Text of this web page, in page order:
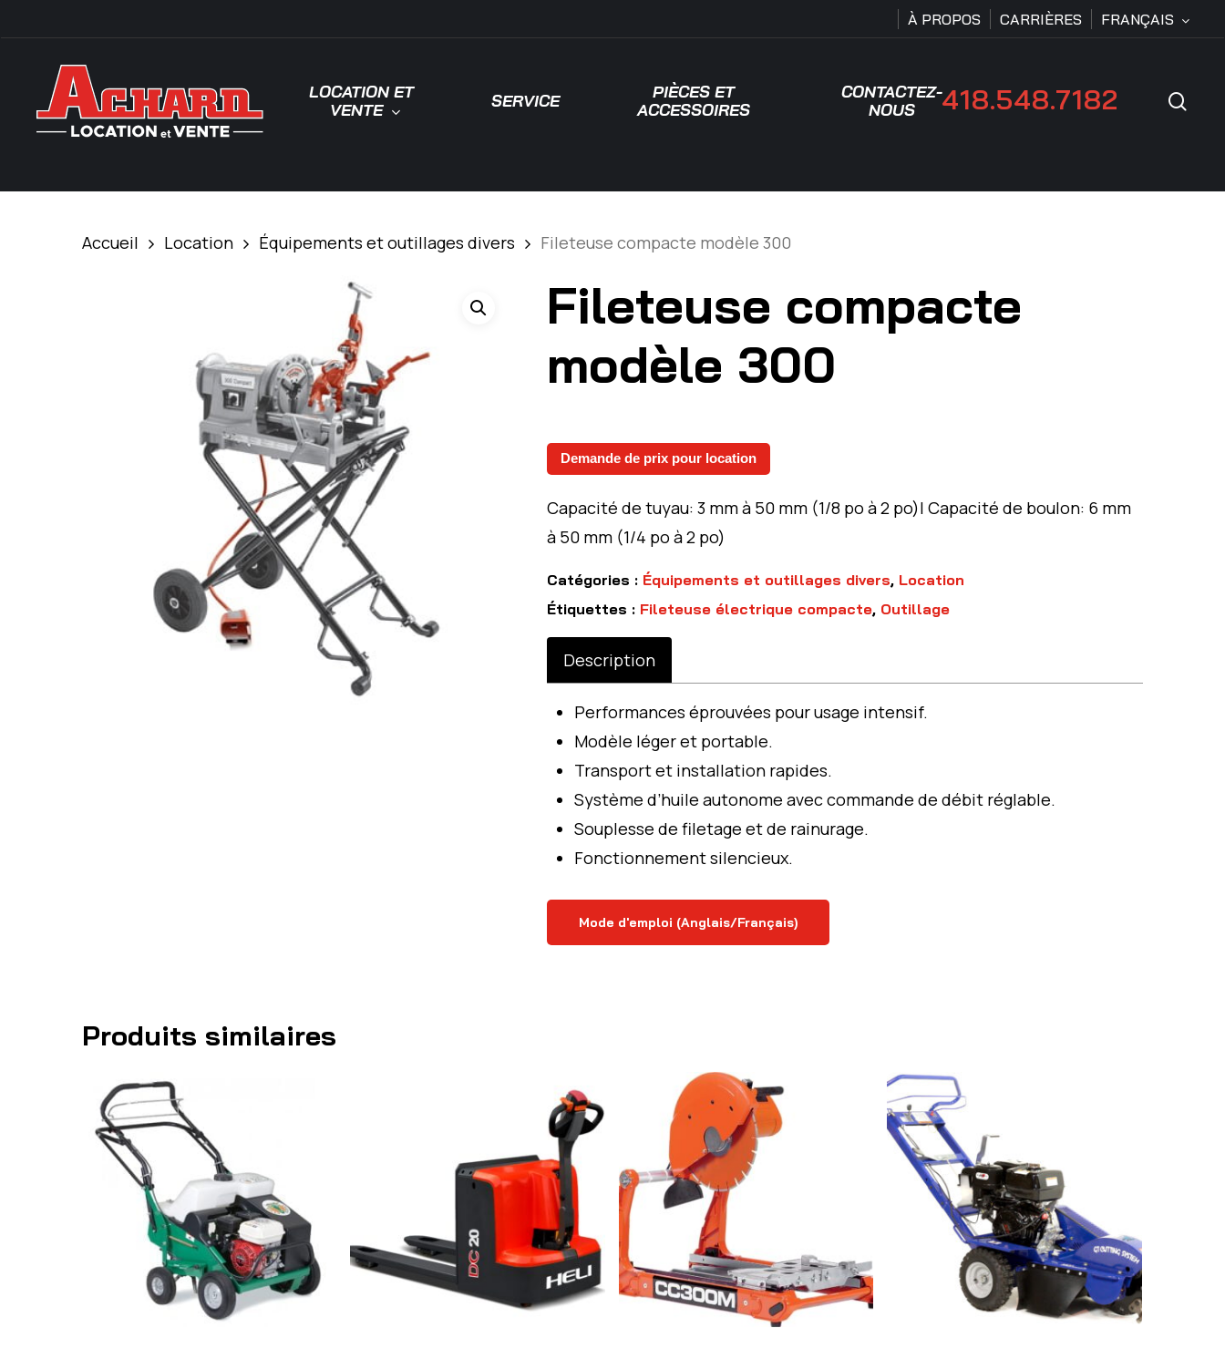
to
content
À PROPOS CARRIÈRES FRANÇAIS
LOCATION ET
VENTE
SERVICE
PIÈCES ET
ACCESSOIRES
CONTACTEZ-
NOUS
418.548.7182
Accueil Location Équipements et outillages divers Fileteuse compacte modèle 300
Fileteuse compacte
modèle 300
Demande de prix pour location
Capacité de tuyau: 3 mm à 50 mm (1/8 po à 2 po)| Capacité de boulon: 6 mm
à 50 mm (1/4 po à 2 po)
Catégories : Équipements et outillages divers, Location
Étiquettes : Fileteuse électrique compacte, Outillage
Description
Performances éprouvées pour usage intensif.
Modèle léger et portable.
Transport et installation rapides.
Système d’huile autonome avec commande de débit réglable.
Souplesse de filetage et de rainurage.
Fonctionnement silencieux.
Mode d'emploi (Anglais/Français)
Produits similaires